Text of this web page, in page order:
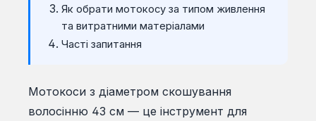
Як обрати мотокосу за типом живлення
та витратними матеріалами
Часті запитання
Мотокоси з діаметром скошування
волосінню 43 см — це інструмент для